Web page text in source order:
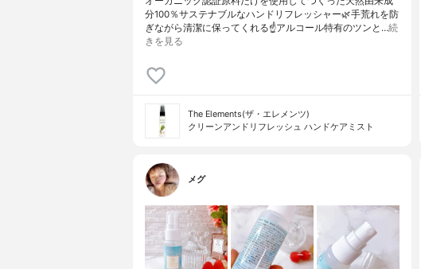
分100％サステナブルなハンドリフレッシャー🌿手荒れを防
ぎながら清潔に保ってくれる☝️アルコール特有のツンと…続
きを見る
The Elements(ザ・エレメンツ)
クリーンアンドリフレッシュ ハンドケアミスト
メグ